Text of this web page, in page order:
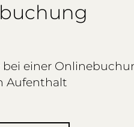
bei einer
Aufenthalt